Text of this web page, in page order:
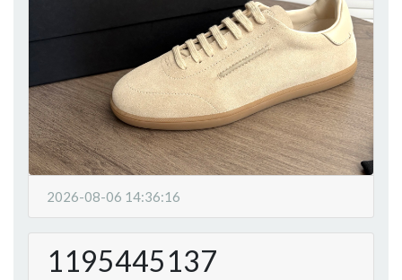
2026-08-06 14:36:16
1195445137